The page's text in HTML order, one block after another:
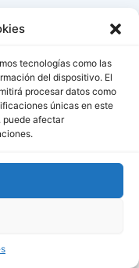
tecnologías como las
del dispositivo. El
procesar datos como
únicas en este
puede afectar
De Los Bancos |